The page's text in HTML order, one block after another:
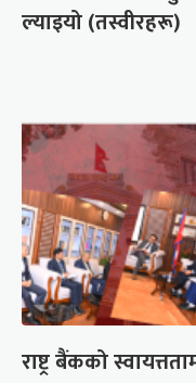
ल्याइयो (तस्वीरहरू)
राष्ट्र बैंकको